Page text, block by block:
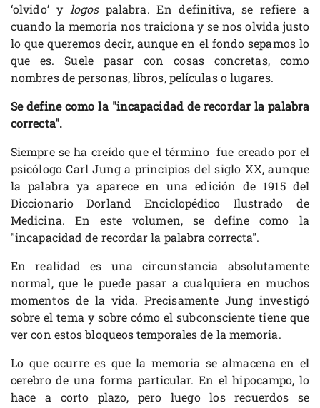
‘olvido’ y logospalabra. En definitiva, se refiere a
cuando la memoria nos traiciona y se nos olvida justo
lo que queremos decir, aunque en el fondo sepamos lo
que es. Suele pasar con cosas concretas, como
nombres de personas, libros, películas o lugares.
Se define como la "incapacidad de recordar la palabra
correcta".
Siempre se ha creído que el término fue creado por el
psicólogo Carl Jung a principios del siglo XX, aunque
la palabra ya aparece en una edición de 1915 del
Diccionario Dorland Enciclopédico Ilustrado de
Medicina. En este volumen, se define como la
"incapacidad de recordar la palabra correcta".
En realidad es una circunstancia absolutamente
normal, que le puede pasar a cualquiera en muchos
momentos de la vida. Precisamente Jung investigó
sobre el tema y sobre cómo el subconsciente tiene que
ver con estos bloqueos temporales de la memoria.
Lo que ocurre es que la memoria se almacena en el
cerebro de una forma particular. En el hipocampo, lo
hace a corto plazo, pero luego los recuerdos se